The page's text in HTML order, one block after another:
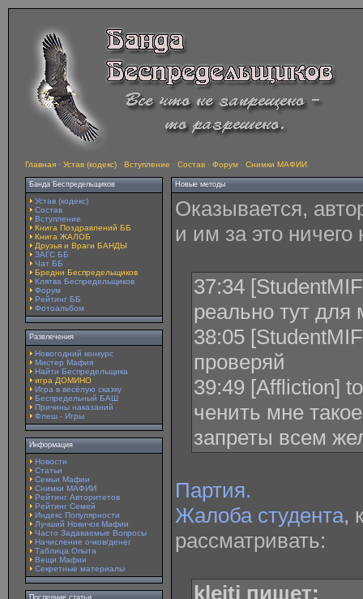
Главная · Устав (кодекс) · Вступление · Состав · Форум · Снимки МАФИИ
Банда Беспредельщиков
Устав (кодекс)
Состав
Вступление
Книга Поздравлений ББ
Книга ЖАЛОБ
Друзья и Враги БАНДЫ
ЗАГС ББ
Чат ББ
Бредни Беспредельщиков
Клятва Беспредельщиков
Форум
Рейтинг ББ
Фотоальбом
Развлечения
Новогодний конкурс
Мистер Мафия
Найти Беспредельщика
игра ДОМИНО
Игра в весёлую сказку
Беспредельный БАШ
Причины наказаний
Флеш - Игры
Информация
Новости
Статьи
Семьи Мафии
Снимки МАФИИ
Рейтинг Авторитетов
Рейтинг Семей
Индекс Популярности
Лучший Новичок Мафии
Часто Задаваемые Вопросы
Начисление очков/денег
Таблица Опыта
Вещи Мафии
Секретные материалы
Последние статьи
Новые методы
Оказывается,
и им за это ничего
37:34
реально тут для
38:05
проверяй
39:49 [Affliction]
ченить мне
запреты всем
Партия.
Жалоба студента,
рассматривать:
klejti пишет: